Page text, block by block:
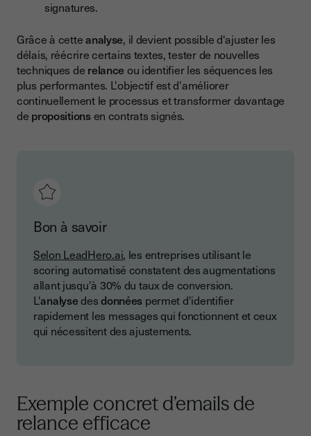
signatures.
Grâce à cetteanalyse, il devient possible d'ajuster les
délais, réécrire certains textes, tester de nouvelles
techniques de relanceou identifier les séquences les
plus performantes. L'objectif est d'améliorer
continuellement le processus et transformer davantage
de propositionsen contrats signés.
Bon à savoir
Selon LeadHero.ai, les entreprises utilisant le
scoring automatisé constatent des augmentations
allant jusqu'à 30% du taux de conversion.
L'analysedesdonnées permet d'identifier
rapidement les messages qui fonctionnent et ceux
qui nécessitent des ajustements.
Exemple concret d’emails de
relance efficace